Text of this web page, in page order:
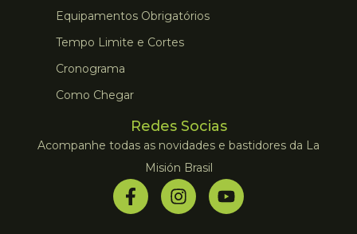
Equipamentos Obrigatórios
Tempo Limite e Cortes
Cronograma
Como Chegar
Redes Socias
Acompanhe todas as novidades e bastidores da La
Misión Brasil